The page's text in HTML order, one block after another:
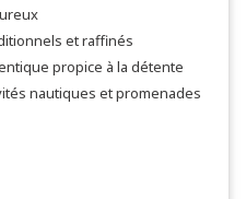
et raffinés
propice à la détente
nautiques et promenades